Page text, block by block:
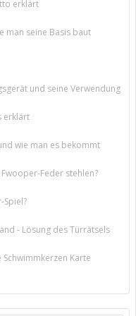
erklärt
man seine Basis baut
und seine Verwendung
erklärt
wie man es bekommt
Feder stehlen?
Spiel?
- Lösung des Türrätsels
Karte